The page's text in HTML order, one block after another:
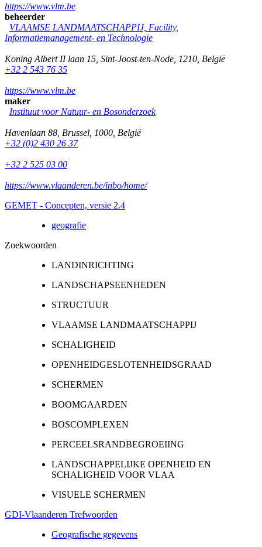
https://www.vlm.be
beheerder
VLAAMSE LANDMAATSCHAPPIJ, Facility,
Informatiemanagement- en Technologie
Koning Albert II laan 15 Sint-Joost-ten-Node 1210 België
+32 2 543 76 35
https://www.vlm.be
maker
Instituut voor Natuur- en Bosonderzoek
Havenlaan 88 Brussel 1000 België
+32 (0)2 430 26 37
+32 2 525 03 00
https://www.vlaanderen.be/inbo/home/
GEMET - Concepten, versie 2.4
geografie
Zoekwoorden
LANDINRICHTING
LANDSCHAPSEENHEDEN
STRUCTUUR
VLAAMSE LANDMAATSCHAPPIJ
SCHALIGHEID
OPENHEIDGESLOTENHEIDSGRAAD
SCHERMEN
BOOMGAARDEN
BOSCOMPLEXEN
PERCEELSRANDBEGROEIING
LANDSCHAPPELIJKE OPENHEID EN
SCHALIGHEID VOOR VLAA
VISUELE SCHERMEN
GDI-Vlaanderen Trefwoorden
Geografische gegevens